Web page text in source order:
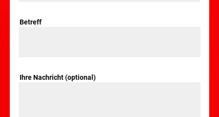
Betreff
Ihre Nachricht (optional)